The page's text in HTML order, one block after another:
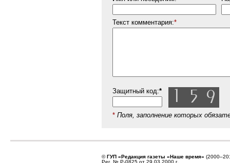
Текст комментария:*
Защитный код:*
* Поля, заполнение которых
©ГУП «Редакция газеты «Наше время»
Рег. № Р-0825 от 29.03.2000 г.